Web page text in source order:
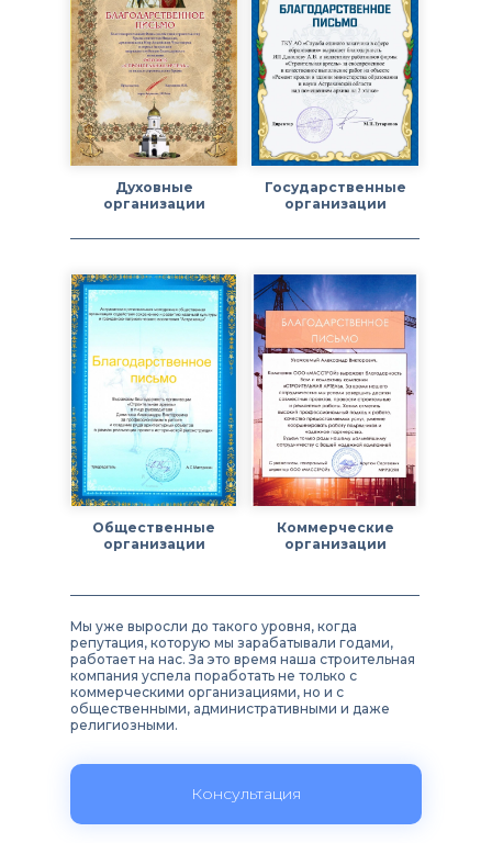
Общественные
организации
Консультация
Мы уже выросли до такого уровня, когда
репутация, которую мы зарабатывали годами,
работает на нас. За это время наша строительная
компания успела поработать не только с
коммерческими организациями, но и с
общественными, административными и даже
религиозными.
Государственные
организации
Коммерческие
организации
Духовные
организации